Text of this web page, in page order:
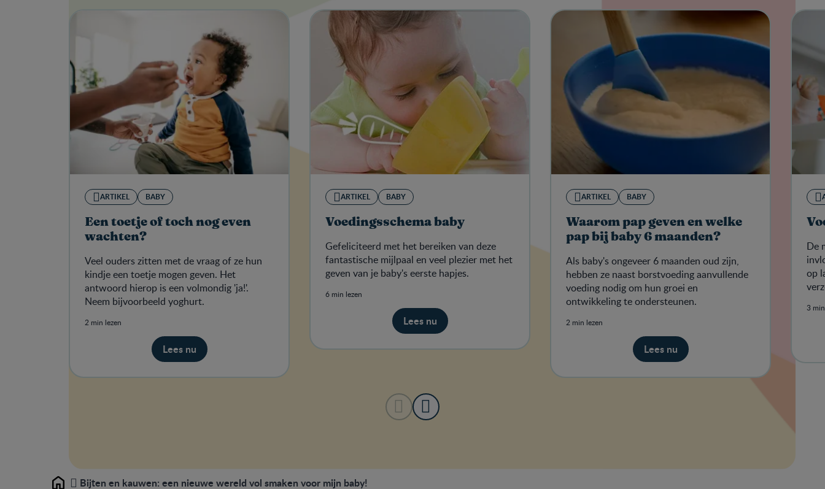
ARTIKEL BABY
Een toetje of toch nog even
wachten?
Veel ouders zitten met de vraag of ze hun
kindje een toetje mogen geven. Het
antwoord hierop is een volmondig 'ja!'.
Neem bijvoorbeeld yoghurt.
2 min lezen
Lees nu
ARTIKEL BABY
Voedingsschema baby
Gefeliciteerd met het bereiken van deze
fantastische mijlpaal en veel plezier met het
geven van je baby's eerste hapjes.
6 min lezen
Lees nu
ARTIKEL BABY
Waarom pap geven en welke
pap bij baby 6 maanden?
Als baby's ongeveer 6 maanden oud zijn,
hebben ze naast borstvoeding aanvullende
voeding nodig om hun groei en
ontwikkeling te ondersteunen.
2 min lezen
Lees nu
De
op
3
Bijten en kauwen: een nieuwe wereld vol smaken voor mijn baby!